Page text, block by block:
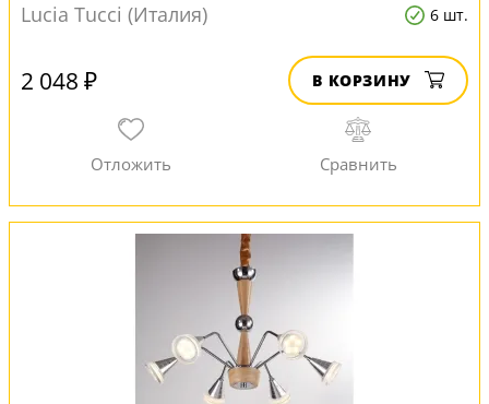
Lucia Tucci (Италия) 6 шт.
2 048 ₽ В КОРЗИНУ